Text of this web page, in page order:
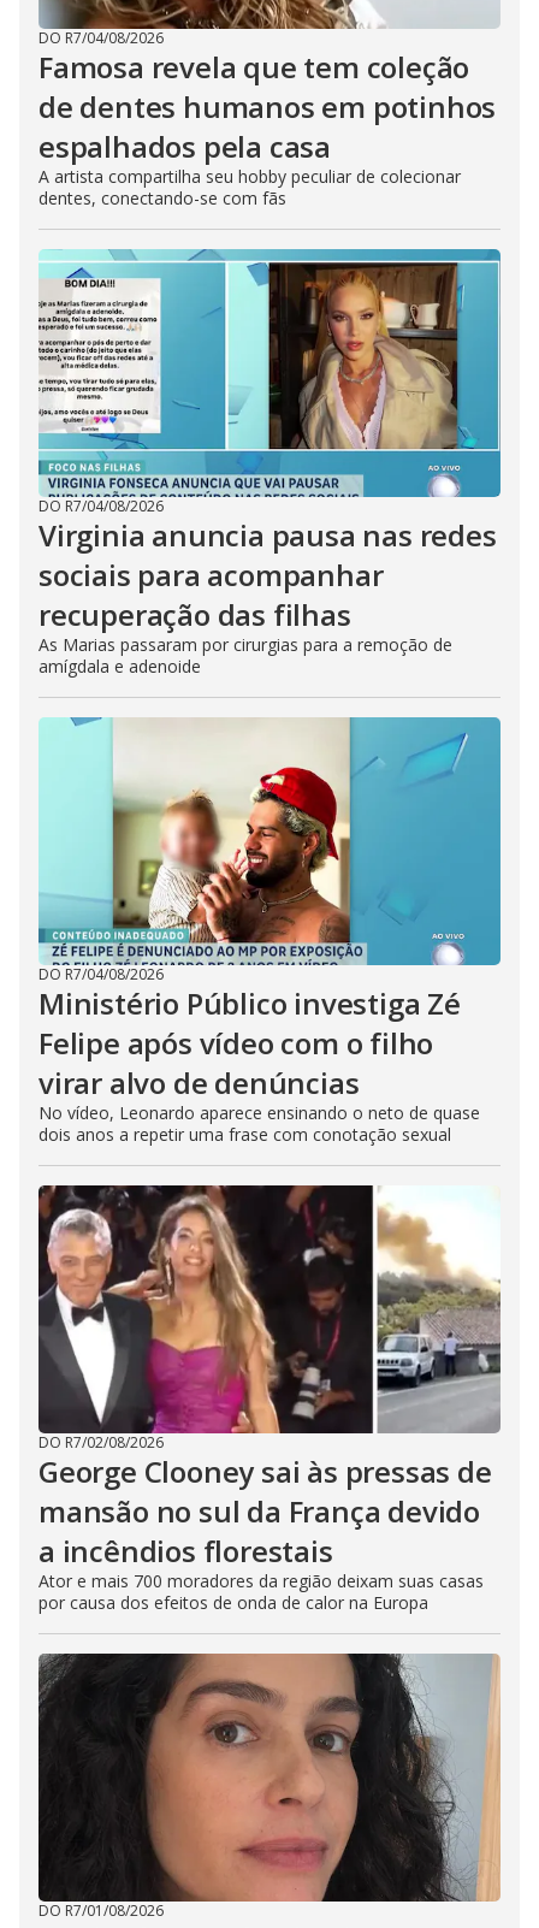
DO R7/04/08/2026
Famosa revela que tem coleção
de dentes humanos em potinhos
espalhados pela casa
A artista compartilha seu hobby peculiar de colecionar
dentes, conectando-se com fãs
DO R7/04/08/2026
Virginia anuncia pausa nas redes
sociais para acompanhar
recuperação das filhas
As Marias passaram por cirurgias para a remoção de
amígdala e adenoide
DO R7/04/08/2026
Ministério Público investiga Zé
Felipe após vídeo com o filho
virar alvo de denúncias
No vídeo, Leonardo aparece ensinando o neto de quase
dois anos a repetir uma frase com conotação sexual
DO R7/02/08/2026
George Clooney sai às pressas de
mansão no sul da França devido
a incêndios florestais
Ator e mais 700 moradores da região deixam suas casas
por causa dos efeitos de onda de calor na Europa
DO R7/01/08/2026